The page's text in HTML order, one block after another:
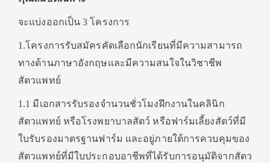
จะแบ่งออกเป็น 3 โครงการ
1.โครงการรับสมัครคัดเลือกนักเรียนที่มีความสามารถ
ทางด้านภาษาอังกฤษและมีความสนใจในวิชาชีพ
สัตวแพทย์
1.1 มีเอกสารรับรองจำนวนชั่วโมงฝึกงานในคลินิก
สัตวแพทย์ หรือโรงพยาบาลสัตว์ หรือฟาร์มเลี้ยงสัตว์ที่มี
ใบรับรองมาตรฐานฟาร์ม และอยู่ภายใต้การควบคุมของ
สัตวแพทย์ที่มีใบประกอบอาชีพที่ได้รับการอนุมัติจากสัตว